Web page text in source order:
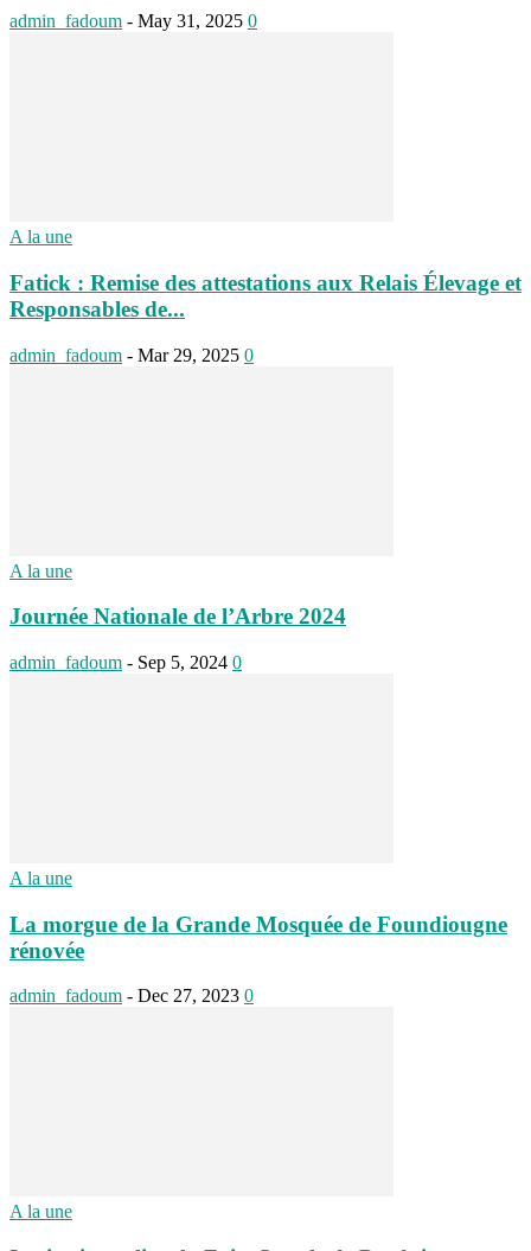
admin_fadoum - May 31, 2025 0
A la une
Fatick : Remise des attestations aux Relais Élevage et
Responsables de...
admin_fadoum - Mar 29, 2025 0
A la une
Journée Nationale de l’Arbre 2024
admin_fadoum - Sep 5, 2024 0
A la une
La morgue de la Grande Mosquée de Foundiougne
rénovée
admin_fadoum - Dec 27, 2023 0
A la une